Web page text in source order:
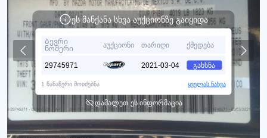
ეს მანქანა სხვა აუქციონზე გაიყიდა
Ბევრი
ნომერი
აუქციონი თარიღი ქმედება
29745971 2021-03-04 გახსნა
1 ჩანაწერი მოიძებნა ყველას ნახვა
დამალეთ ეს ინფორმაცია